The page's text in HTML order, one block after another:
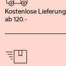
Kostenlose Lieferung
ab 120.-